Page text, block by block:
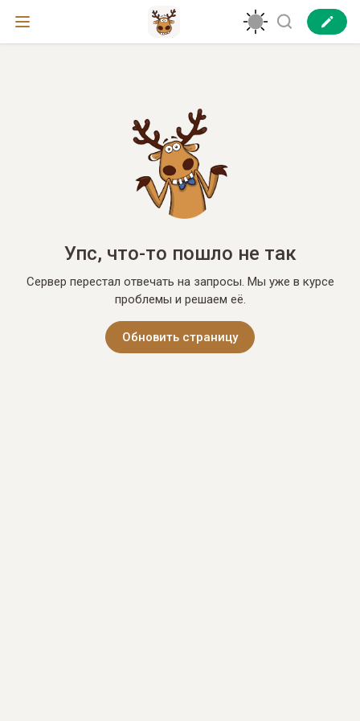
Упс, что-то пошло не так
Сервер перестал отвечать на запросы. Мы уже в курсе
проблемы и решаем её.
Обновить страницу